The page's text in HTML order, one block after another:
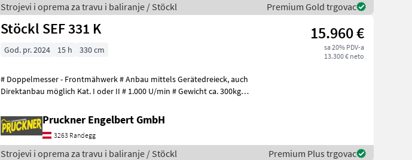
Strojevi i oprema za travu i baliranje / Stöckl Premium Gold trgovac
Stöckl SEF 331 K 15.960 €
sa 20% PDV-a
13.300 € neto
God. pr. 2024 15 h 330 cm
# Doppelmesser - Frontmähwerk # Anbau mittels Gerätedreieck, auch
Direktanbau möglich Kat. I oder II # 1.000 U/min # Gewicht ca. 300kg #
Pruckner Engelbert GmbH
3263 Randegg
Strojevi i oprema za travu i baliranje / Stöckl Premium Plus trgovac